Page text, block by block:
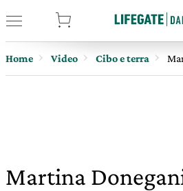
Home Video Cibo e terra
Martina